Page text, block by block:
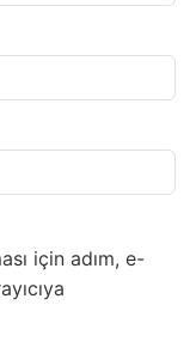
için adım, e-